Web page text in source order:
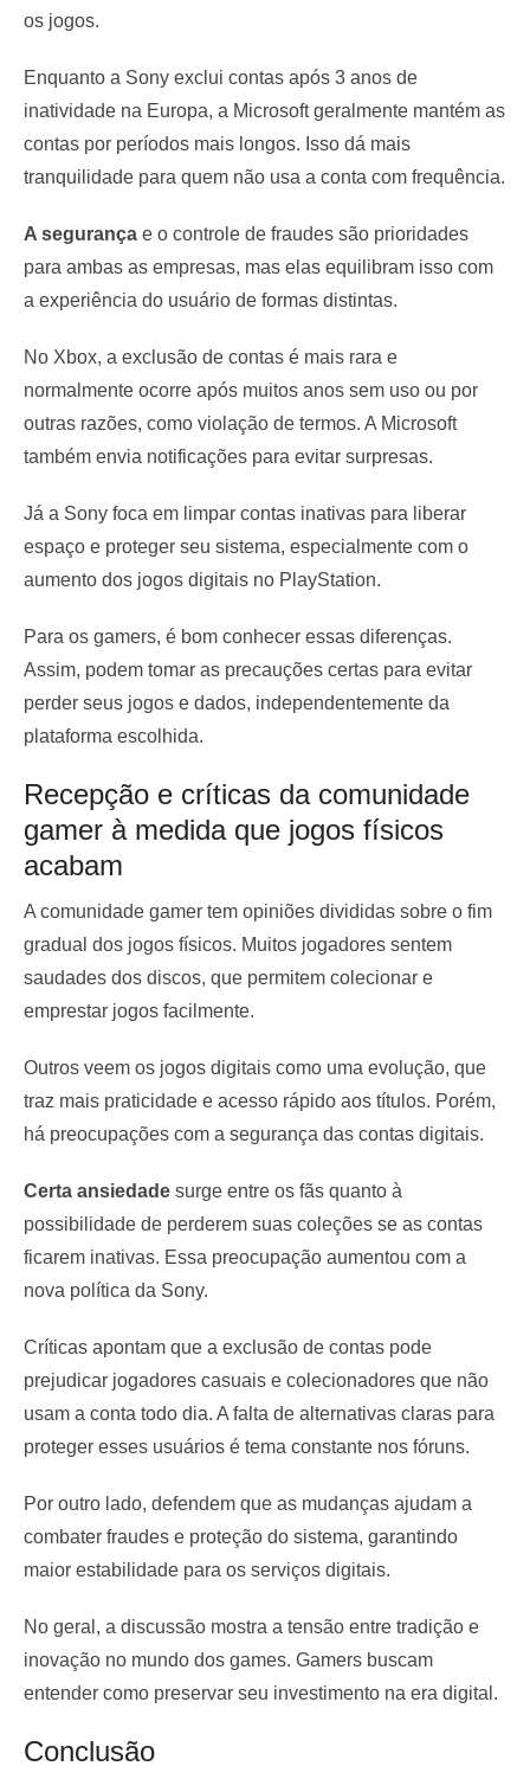
os jogos.
Enquanto a Sony exclui contas após 3 anos de
inatividade na Europa, a Microsoft geralmente mantém as
contas por períodos mais longos. Isso dá mais
tranquilidade para quem não usa a conta com frequência.
A segurança e o controle de fraudes são prioridades
para ambas as empresas, mas elas equilibram isso com
a experiência do usuário de formas distintas.
No Xbox, a exclusão de contas é mais rara e
normalmente ocorre após muitos anos sem uso ou por
outras razões, como violação de termos. A Microsoft
também envia notificações para evitar surpresas.
Já a Sony foca em limpar contas inativas para liberar
espaço e proteger seu sistema, especialmente com o
aumento dos jogos digitais no PlayStation.
Para os gamers, é bom conhecer essas diferenças.
Assim, podem tomar as precauções certas para evitar
perder seus jogos e dados, independentemente da
plataforma escolhida.
Recepção e críticas da comunidade
gamer à medida que jogos físicos
acabam
A comunidade gamer tem opiniões divididas sobre o fim
gradual dos jogos físicos. Muitos jogadores sentem
saudades dos discos, que permitem colecionar e
emprestar jogos facilmente.
Outros veem os jogos digitais como uma evolução, que
traz mais praticidade e acesso rápido aos títulos. Porém,
há preocupações com a segurança das contas digitais.
Certa ansiedade surge entre os fãs quanto à
possibilidade de perderem suas coleções se as contas
ficarem inativas. Essa preocupação aumentou com a
nova política da Sony.
Críticas apontam que a exclusão de contas pode
prejudicar jogadores casuais e colecionadores que não
usam a conta todo dia. A falta de alternativas claras para
proteger esses usuários é tema constante nos fóruns.
Por outro lado, defendem que as mudanças ajudam a
combater fraudes e proteção do sistema, garantindo
maior estabilidade para os serviços digitais.
No geral, a discussão mostra a tensão entre tradição e
inovação no mundo dos games. Gamers buscam
entender como preservar seu investimento na era digital.
Conclusão